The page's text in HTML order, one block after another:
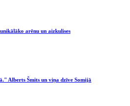
arēnu un aizkulises
Alberts Šmits un viņa dzīve Somijā